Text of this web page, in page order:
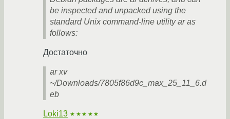
be inspected and unpacked using the
standard Unix command-line utility ar as
follows:
Достаточно
ar xv
~/Downloads/7805f86d9c_max_25_11_6.d
eb
Loki13 ★★★★★